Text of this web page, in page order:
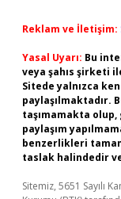
Reklam ve İletişim:
Yasal Uyarı: Bu
veya şahıs şirketi
Sitede yalnızca
paylaşılmaktadır.
taşımamakta
paylaşım
benzerlikleri
taslak halindedir
Sitemiz, 5651 Sayılı